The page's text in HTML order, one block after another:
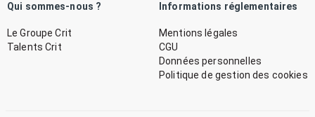
Qui sommes-nous ?
Le Groupe Crit
Talents Crit
Informations réglementaires
Mentions légales
CGU
Données personnelles
Politique de gestion des cookies